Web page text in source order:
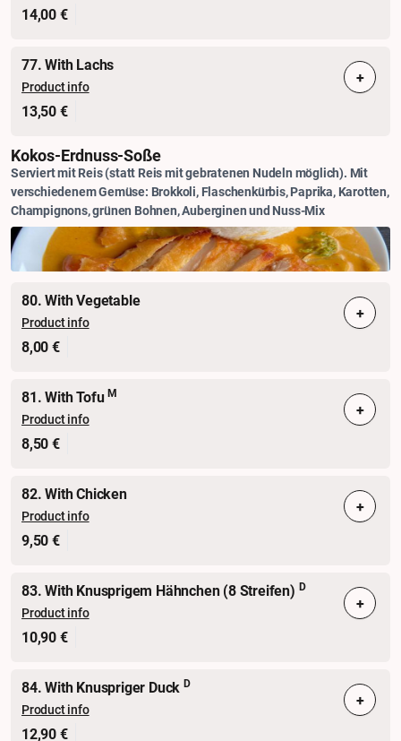
14,00 €
77. With Lachs
Product info
13,50 €
+
Kokos-Erdnuss-Soße
Serviert mit Reis (statt Reis mit gebratenen Nudeln möglich). Mit
verschiedenem Gemüse: Brokkoli, Flaschenkürbis, Paprika, Karotten,
Champignons, grünen Bohnen, Auberginen und Nuss-Mix
80. With Vegetable
Product info
8,00 €
+
81. With TofuM
Product info
8,50 €
+
82. With Chicken
Product info
9,50 €
+
83. With Knusprigem Hähnchen (8 Streifen) D
Product info
10,90 €
+
84. With Knuspriger Duck D
Product info
12,90 €
+